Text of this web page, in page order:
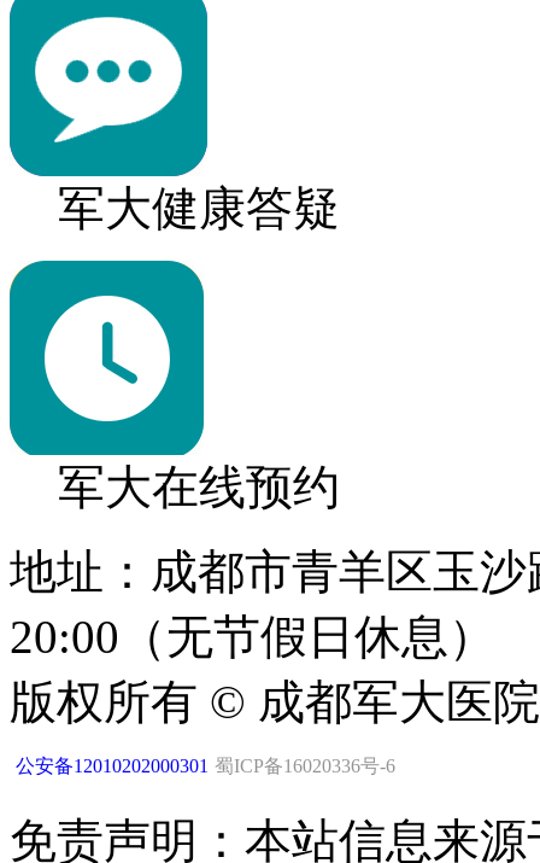
军大健康答疑
军大在线预约
地址：成都市青羊区玉
20:00（无节假日休息）
版权所有 © 成都军大医
公安备12010202000301 蜀ICP备16020336号-6
免责声明：本站信息来